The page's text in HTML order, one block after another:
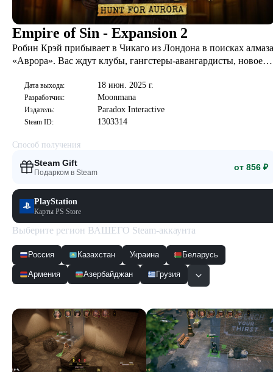
Empire of Sin - Expansion 2
Робин Крэй прибывает в Чикаго из Лондона в поисках алмаза
«Аврора». Вас ждут клубы, гангстеры-авангардисты, новое
Дата выхода: 18 июн. 2025 г.
Разработчик: Moonmana
Издатель: Paradox Interactive
Steam ID: 1303314
Способ получения
Steam Gift
Подарком в Steam
от 856 ₽
PlayStation
Карты PS Store
Выберите регион ВАШЕГО Steam-аккаунта
Россия Казахстан Украина Беларусь
Армения Азербайджан Грузия